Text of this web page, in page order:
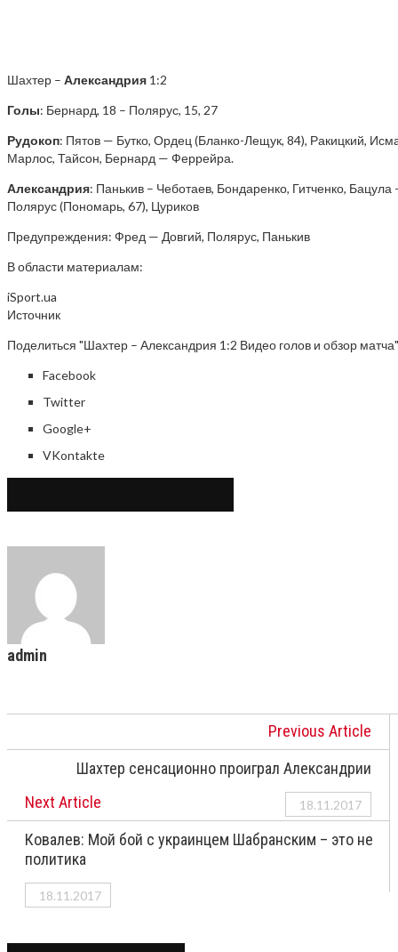
Шахтер – Александрия 1:2
Голы: Бернард, 18 – Полярус, 15, 27
Рудокоп: Пятов — Бутко, Ордец (Бланко-Лещук, 84), Ракицкий,
Марлос, Тайсон, Бернард — Феррейра.
Александрия: Панькив – Чеботаев, Бондаренко, Гитченко,
Полярус (Пономарь, 67), Цуриков
Предупреждения: Фред — Довгий, Полярус, Панькив
В области материалам:
iSport.ua
Источник
Поделиться "Шахтер – Александрия 1:2 Видео голов и обзор матча"
Facebook
Twitter
Google+
VKontakte
admin
Previous Article
Шахтер сенсационно проиграл Александрии
18.11.2017
Next Article
Ковалев: Мой бой с украинцем Шабранским – это не
политика
18.11.2017